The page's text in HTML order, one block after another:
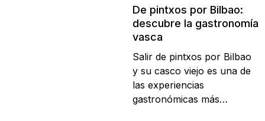
De pintxos por Bilbao:
descubre la gastronomía
vasca
Salir de pintxos por Bilbao
y su casco viejo es una de
las experiencias
gastronómicas más